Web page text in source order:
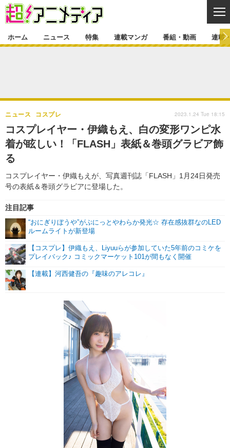
ゲーム・アプリ マンガ
グッズ イベント
舞台
特集一覧 カバー
ラキりす
連載マンガ
連載マンガ一覧 連載一覧
番組・動画
番組・動画一覧 ラジオ
連載・ブログ
編集部ブログ・お知らせ
ホーム ニュース 特集 連載マンガ 番組・動画 連載
コスプレイヤー・伊織もえ、白の変形ワンピ水
着が眩しい！「FLASH」表紙＆巻頭グラビア飾
る
コスプレイヤー・伊織もえが、写真週刊誌「FLASH」1月24日発売
号の表紙＆巻頭グラビアに登場した。
ニュース コスプレ
注目記事
“おにぎりぼうや”がぷにっとやわらか発光☆ 存在感抜群なのLED
ルームライトが新登場
【コスプレ】伊織もえ、Liyuuらが参加していた5年前のコミケを
プレイバック♪ コミックマーケット101が間もなく開催
【連載】河西健吾の『趣味のアレコレ』
2023.1.24 Tue 18:15